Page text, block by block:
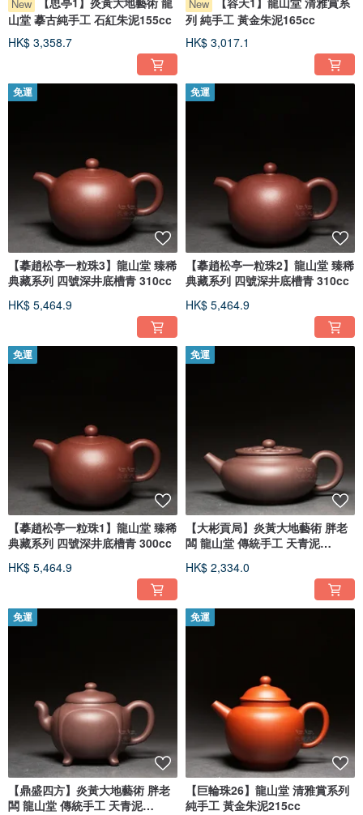
New
山堂 摹古純手工 石紅朱泥155cc
HK$ 3,358.7
New
列 純手工 黃金朱泥165cc
HK$ 3,017.1
免運
【摹趙松亭一粒珠3】龍山堂 臻稀
典藏系列 四號深井底槽青 310cc
HK$ 5,464.9
免運
【摹趙松亭一粒珠2】龍山堂 臻稀
典藏系列 四號深井底槽青 310cc
HK$ 5,464.9
免運
【摹趙松亭一粒珠1】龍山堂 臻稀
典藏系列 四號深井底槽青 300cc
HK$ 5,464.9
免運
【大彬貢局】炎黃大地藝術 胖老
闆 龍山堂 傳統手工 天青泥
HK$ 2,334.0
免運
【鼎盛四方】炎黃大地藝術 胖老
闆 龍山堂 傳統手工 天青泥
免運
【巨輪珠26】龍山堂 清雅賞系列
純手工 黃金朱泥215cc